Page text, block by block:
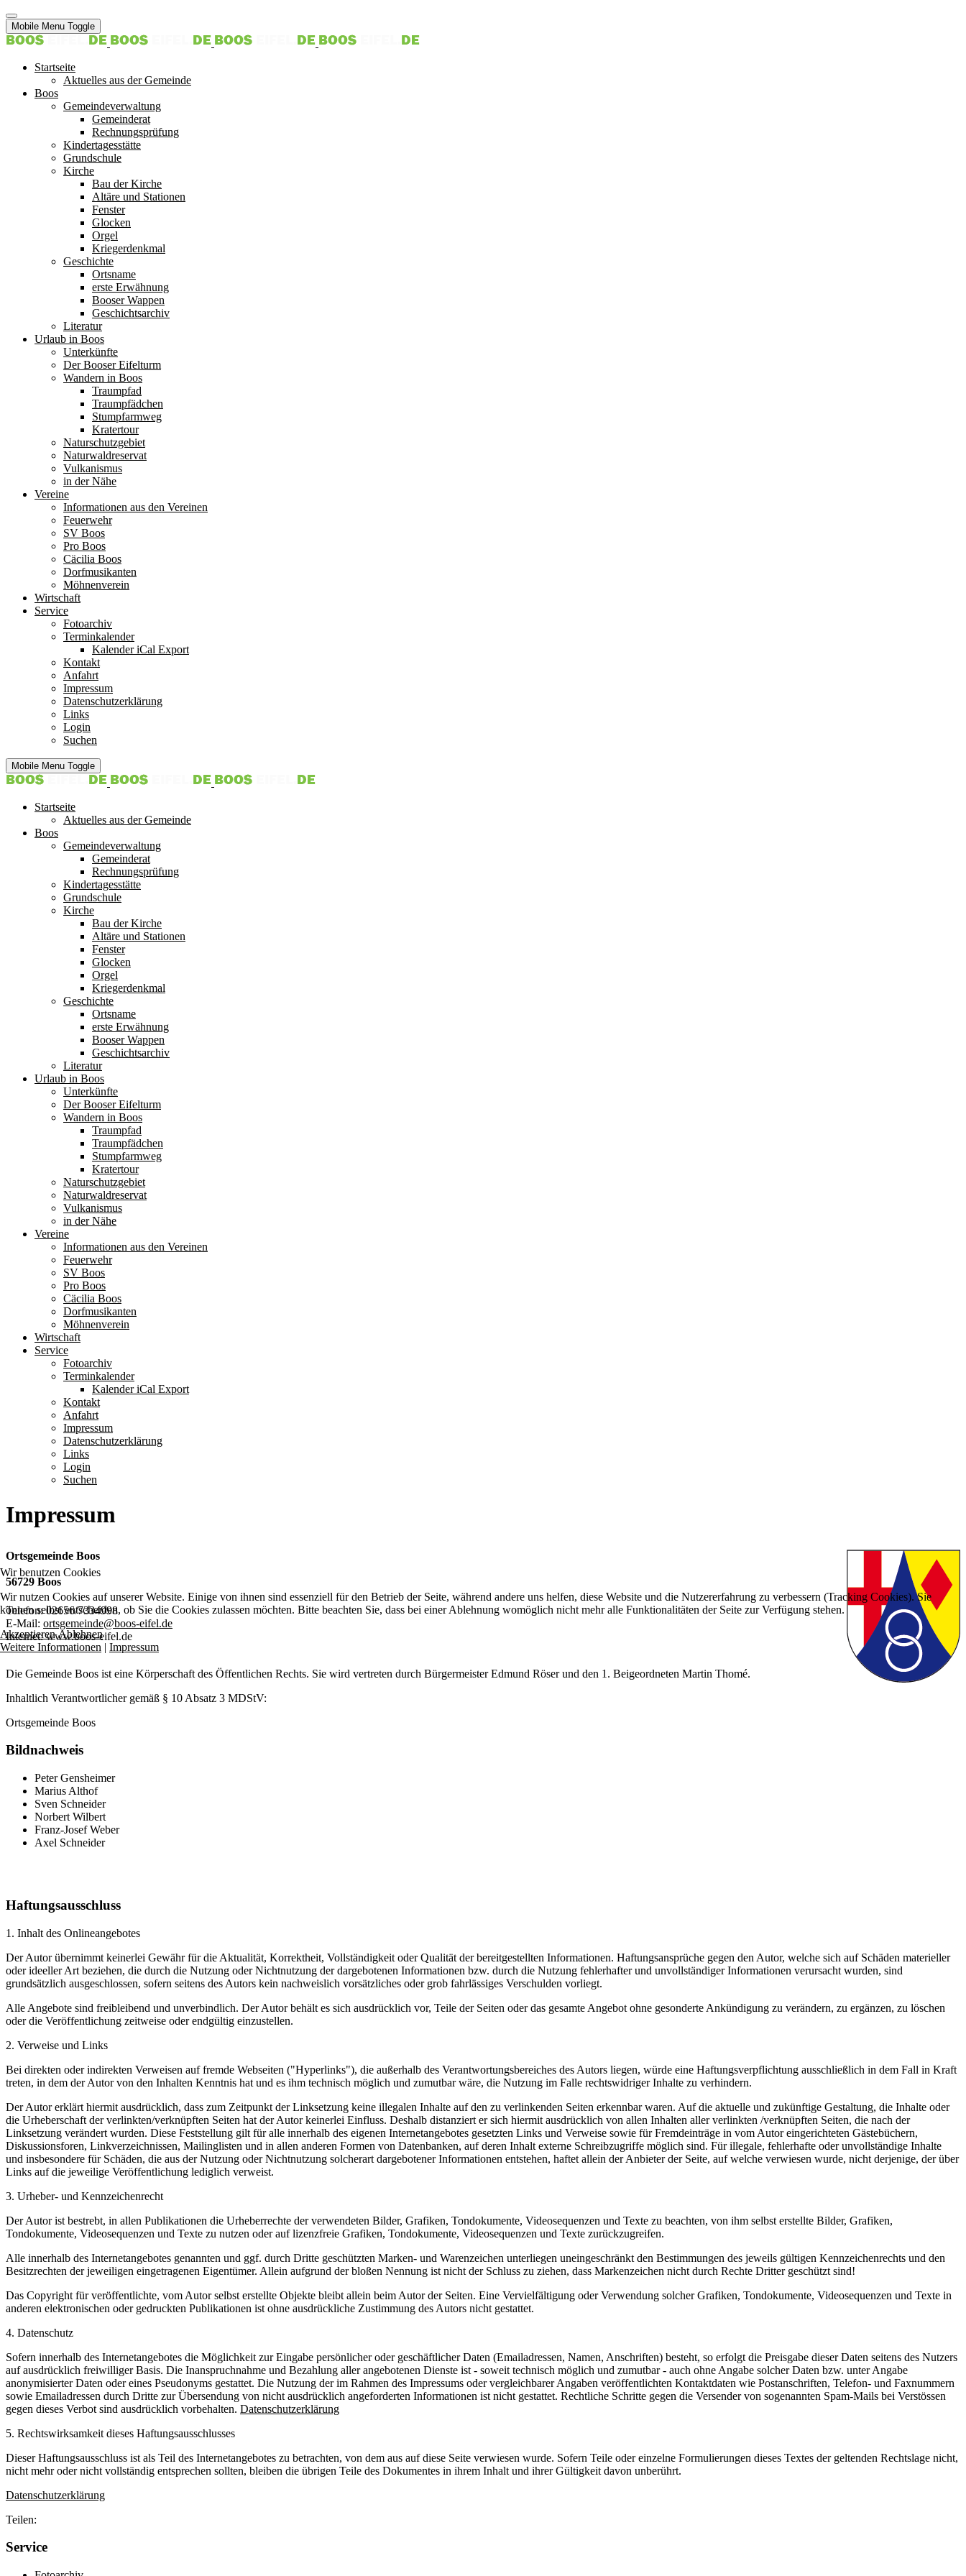
Mobile Menu Toggle
Startseite
Aktuelles aus der Gemeinde
Boos
Gemeindeverwaltung
Gemeinderat
Rechnungsprüfung
Kindertagesstätte
Grundschule
Kirche
Bau der Kirche
Altäre und Stationen
Fenster
Glocken
Orgel
Kriegerdenkmal
Geschichte
Ortsname
erste Erwähnung
Booser Wappen
Geschichtsarchiv
Literatur
Urlaub in Boos
Unterkünfte
Der Booser Eifelturm
Wandern in Boos
Traumpfad
Traumpfädchen
Stumpfarmweg
Kratertour
Naturschutzgebiet
Naturwaldreservat
Vulkanismus
in der Nähe
Vereine
Informationen aus den Vereinen
Feuerwehr
SV Boos
Pro Boos
Cäcilia Boos
Dorfmusikanten
Möhnenverein
Wirtschaft
Service
Fotoarchiv
Terminkalender
Kalender iCal Export
Kontakt
Anfahrt
Impressum
Datenschutzerklärung
Links
Login
Suchen
Mobile Menu Toggle
Startseite
Aktuelles aus der Gemeinde
Boos
Gemeindeverwaltung
Gemeinderat
Rechnungsprüfung
Kindertagesstätte
Grundschule
Kirche
Bau der Kirche
Altäre und Stationen
Fenster
Glocken
Orgel
Kriegerdenkmal
Geschichte
Ortsname
erste Erwähnung
Booser Wappen
Geschichtsarchiv
Literatur
Urlaub in Boos
Unterkünfte
Der Booser Eifelturm
Wandern in Boos
Traumpfad
Traumpfädchen
Stumpfarmweg
Kratertour
Naturschutzgebiet
Naturwaldreservat
Vulkanismus
in der Nähe
Vereine
Informationen aus den Vereinen
Feuerwehr
SV Boos
Pro Boos
Cäcilia Boos
Dorfmusikanten
Möhnenverein
Wirtschaft
Service
Fotoarchiv
Terminkalender
Kalender iCal Export
Kontakt
Anfahrt
Impressum
Datenschutzerklärung
Links
Login
Suchen
Impressum
Ortsgemeinde Boos
56729 Boos
Telefon: 02656/7334998
E-Mail: ortsgemeinde@boos-eifel.de
Internet: www.boos-eifel.de
Die Gemeinde Boos ist eine Körperschaft des Öffentlichen Rechts. Sie wird vertreten durch Bürgermeister Edmund Röser und den 1. Beigeordneten Martin Thomé.
Inhaltlich Verantwortlicher gemäß § 10 Absatz 3 MDStV:
Ortsgemeinde Boos
Bildnachweis
Peter Gensheimer
Marius Althof
Sven Schneider
Norbert Wilbert
Franz-Josef Weber
Axel Schneider
Haftungsausschluss
1. Inhalt des Onlineangebotes
Der Autor übernimmt keinerlei Gewähr für die Aktualität, Korrektheit, Vollständigkeit oder Qualität der bereitgestellten Informationen. Haftungsansprüche gegen den Autor, welche sich auf Schäden materieller
oder ideeller Art beziehen, die durch die Nutzung oder Nichtnutzung der dargebotenen Informationen bzw. durch die Nutzung fehlerhafter und unvollständiger Informationen verursacht wurden, sind
grundsätzlich ausgeschlossen, sofern seitens des Autors kein nachweislich vorsätzliches oder grob fahrlässiges Verschulden vorliegt.
Alle Angebote sind freibleibend und unverbindlich. Der Autor behält es sich ausdrücklich vor, Teile der Seiten oder das gesamte Angebot ohne gesonderte Ankündigung zu verändern, zu ergänzen, zu löschen
oder die Veröffentlichung zeitweise oder endgültig einzustellen.
2. Verweise und Links
Bei direkten oder indirekten Verweisen auf fremde Webseiten ("Hyperlinks"), die außerhalb des Verantwortungsbereiches des Autors liegen, würde eine Haftungsverpflichtung ausschließlich in dem Fall in Kraft
treten, in dem der Autor von den Inhalten Kenntnis hat und es ihm technisch möglich und zumutbar wäre, die Nutzung im Falle rechtswidriger Inhalte zu verhindern.
Der Autor erklärt hiermit ausdrücklich, dass zum Zeitpunkt der Linksetzung keine illegalen Inhalte auf den zu verlinkenden Seiten erkennbar waren. Auf die aktuelle und zukünftige Gestaltung, die Inhalte oder
die Urheberschaft der verlinkten/verknüpften Seiten hat der Autor keinerlei Einfluss. Deshalb distanziert er sich hiermit ausdrücklich von allen Inhalten aller verlinkten /verknüpften Seiten, die nach der
Linksetzung verändert wurden. Diese Feststellung gilt für alle innerhalb des eigenen Internetangebotes gesetzten Links und Verweise sowie für Fremdeinträge in vom Autor eingerichteten Gästebüchern,
Diskussionsforen, Linkverzeichnissen, Mailinglisten und in allen anderen Formen von Datenbanken, auf deren Inhalt externe Schreibzugriffe möglich sind. Für illegale, fehlerhafte oder unvollständige Inhalte
und insbesondere für Schäden, die aus der Nutzung oder Nichtnutzung solcherart dargebotener Informationen entstehen, haftet allein der Anbieter der Seite, auf welche verwiesen wurde, nicht derjenige, der über
Links auf die jeweilige Veröffentlichung lediglich verweist.
3. Urheber- und Kennzeichenrecht
Der Autor ist bestrebt, in allen Publikationen die Urheberrechte der verwendeten Bilder, Grafiken, Tondokumente, Videosequenzen und Texte zu beachten, von ihm selbst erstellte Bilder, Grafiken,
Tondokumente, Videosequenzen und Texte zu nutzen oder auf lizenzfreie Grafiken, Tondokumente, Videosequenzen und Texte zurückzugreifen.
Alle innerhalb des Internetangebotes genannten und ggf. durch Dritte geschützten Marken- und Warenzeichen unterliegen uneingeschränkt den Bestimmungen des jeweils gültigen Kennzeichenrechts und den
Besitzrechten der jeweiligen eingetragenen Eigentümer. Allein aufgrund der bloßen Nennung ist nicht der Schluss zu ziehen, dass Markenzeichen nicht durch Rechte Dritter geschützt sind!
Das Copyright für veröffentlichte, vom Autor selbst erstellte Objekte bleibt allein beim Autor der Seiten. Eine Vervielfältigung oder Verwendung solcher Grafiken, Tondokumente, Videosequenzen und Texte in
anderen elektronischen oder gedruckten Publikationen ist ohne ausdrückliche Zustimmung des Autors nicht gestattet.
4. Datenschutz
Sofern innerhalb des Internetangebotes die Möglichkeit zur Eingabe persönlicher oder geschäftlicher Daten (Emailadressen, Namen, Anschriften) besteht, so erfolgt die Preisgabe dieser Daten seitens des Nutzers
auf ausdrücklich freiwilliger Basis. Die Inanspruchnahme und Bezahlung aller angebotenen Dienste ist - soweit technisch möglich und zumutbar - auch ohne Angabe solcher Daten bzw. unter Angabe
anonymisierter Daten oder eines Pseudonyms gestattet. Die Nutzung der im Rahmen des Impressums oder vergleichbarer Angaben veröffentlichten Kontaktdaten wie Postanschriften, Telefon- und Faxnummern
sowie Emailadressen durch Dritte zur Übersendung von nicht ausdrücklich angeforderten Informationen ist nicht gestattet. Rechtliche Schritte gegen die Versender von sogenannten Spam-Mails bei Verstössen
gegen dieses Verbot sind ausdrücklich vorbehalten. Datenschutzerklärung
5. Rechtswirksamkeit dieses Haftungsausschlusses
Dieser Haftungsausschluss ist als Teil des Internetangebotes zu betrachten, von dem aus auf diese Seite verwiesen wurde. Sofern Teile oder einzelne Formulierungen dieses Textes der geltenden Rechtslage nicht,
nicht mehr oder nicht vollständig entsprechen sollten, bleiben die übrigen Teile des Dokumentes in ihrem Inhalt und ihrer Gültigkeit davon unberührt.
Datenschutzerklärung
Teilen:
Service
Wir benutzen Cookies
Wir nutzen Cookies auf unserer Website. Einige von ihnen sind essenziell für den Betrieb der Seite, während andere uns helfen, diese Website und die Nutzererfahrung zu verbessern (Tracking Cookies). Sie
können selbst entscheiden, ob Sie die Cookies zulassen möchten. Bitte beachten Sie, dass bei einer Ablehnung womöglich nicht mehr alle Funktionalitäten der Seite zur Verfügung stehen.
Akzeptieren Ablehnen
Weitere Informationen | Impressum